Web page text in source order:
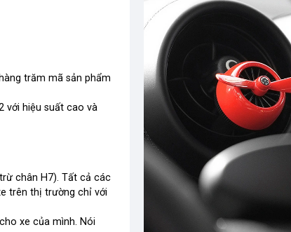
trăm mã sản phẩm
với hiệu suất cao và
chân H7). Tất cả các
trên thị trường chỉ với
xe của mình. Nói